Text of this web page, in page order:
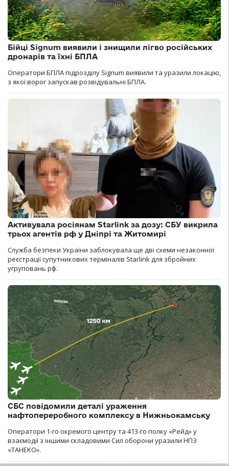
Бійці Signum виявили і знищили лігво російських
дронарів та їхні БПЛА
Оператори БПЛА підрозділу Signum виявили та уразили локацію,
з якої ворог запускав розвідувальні БПЛА.
Активувала росіянам Starlink за дозу: СБУ викрила
трьох агентів рф у Дніпрі та Житомирі
Служба безпеки України заблокувала ще дві схеми незаконної
реєстрації супутникових терміналів Starlink для збройних
угруповань рф.
СБС повідомили деталі ураження
нафтопереробного комплексу в Нижньокамську
Оператори 1-го окремого центру та 413-го полку «Рейд» у
взаємодії з іншими складовими Сил оборони уразили НПЗ
«ТАНЕКО».